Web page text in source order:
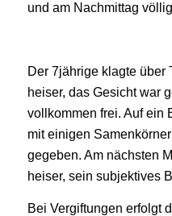
und am Nachmittag
Der 7jährige klagte über
heiser, das Gesicht war
vollkommen frei. Auf ein
mit einigen
gegeben. Am nächsten
heiser, sein subjektives
Bei Vergiftungen erfolgt